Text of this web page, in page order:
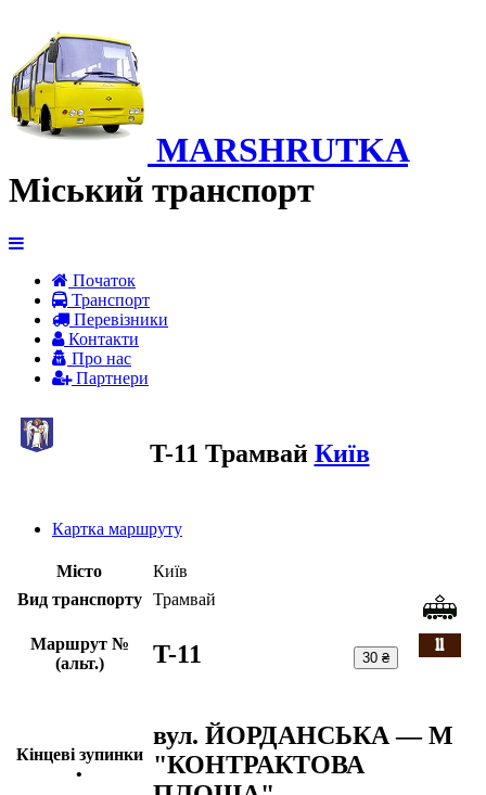
MARSHRUTKA
Міський транспорт
Початок
Транспорт
Перевiзники
Контакти
Про нас
Партнери
T-11 Трамвай Київ
Картка маршруту
Місто
Київ
Вид транспорту
Трамвай
Маршрут №
(альт.)
T-11 30 ₴
Кінцеві зупинки
•
вул. ЙОРДАНСЬКА — М
"КОНТРАКТОВА